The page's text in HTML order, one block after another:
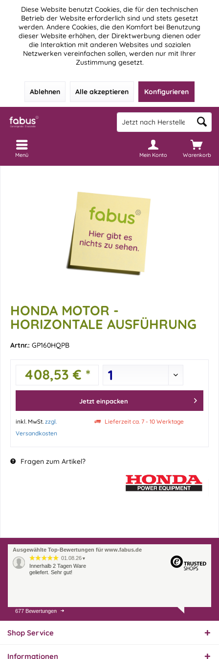
Diese Website benutzt Cookies, die für den technischen
Betrieb der Website erforderlich sind und stets gesetzt
werden. Andere Cookies, die den Komfort bei Benutzung
dieser Website erhöhen, der Direktwerbung dienen oder
die Interaktion mit anderen Websites und sozialen
Netzwerken vereinfachen sollen, werden nur mit Ihrer
Zustimmung gesetzt.
Ablehnen Alle akzeptieren Konfigurieren
Warenkorb
Mein Konto
Menü
HONDA MOTOR -
HORIZONTALE AUSFÜHRUNG
Artnr.: GP160HQPB
408,53 € *
Jetzt einpacken
inkl. MwSt. zzgl.
Versandkosten
Lieferzeit ca. 7 - 10 Werktage
Fragen zum Artikel?
Ausgewählte Top-Bewertungen für www.fabus.de
01.08.26 ▼
Innerhalb 2 Tagen Ware
geliefert. Sehr gut!
31.07.26
Super schnelle Lieferung,
hervorragend. Gerne
677 Bewertungen
Shop Service
Informationen